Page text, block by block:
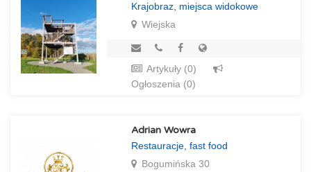
Krajobraz, miejsca widokowe
Wiejska
Artykuły (0)
Ogłoszenia (0)
Adrian Wowra
Restauracje, fast food
Bogumińska 30